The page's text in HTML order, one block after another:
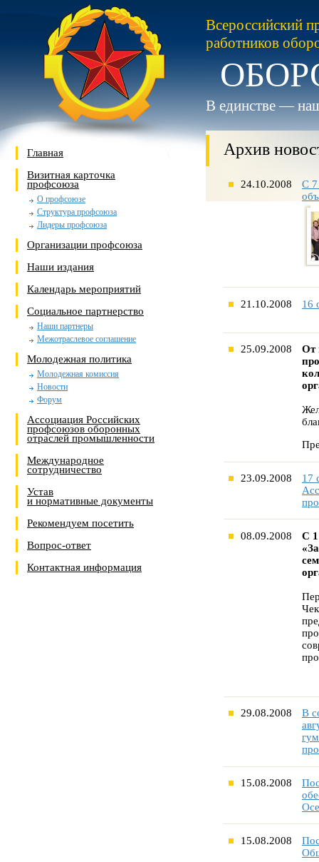
Всероссийский
работников
В единстве —
Главная
Визитная карточка
профсоюза
О профсоюзе
Структура профсоюза
Лидеры профсоюза
Организации профсоюза
Наши издания
Календарь мероприятий
Социальное партнерство
Наши партнеры
Межотраслевое соглашение
Молодежная политика
Молодежная комиссия
Новости
Форум
Ассоциация Российских
профсоюзов оборонных
отраслей промышленности
Международное
сотрудничество
Устав
и нормативные документы
Рекомендуем посетить
Вопрос-ответ
Контактная информация
Архив
24.10.2008
С 7
21.10.2008 16
25.09.2008
От
23.09.2008
17
08.09.2008
С 1
29.08.2008
В
15.08.2008
15.08.2008